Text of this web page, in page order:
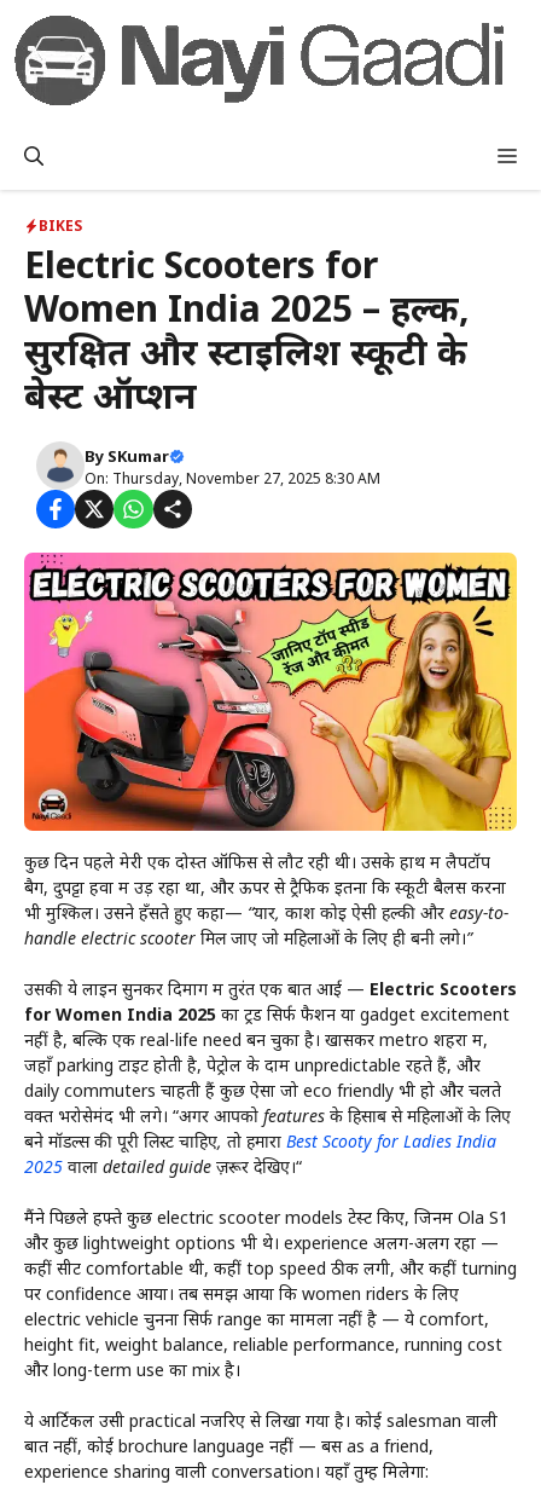
content
BIKES
Electric Scooters for
Women India 2025 – हल्की,
सुरक्षित और स्टाइलिश स्कूटी के
बेस्ट ऑप्शन
By SKumar
On: Thursday, November 27, 2025 8:30 AM
कुछ दिन पहले मेरी एक दोस्त ऑफिस से लौट रही थी। उसके हाथ में लैपटॉप
बैग, दुपट्टा हवा में उड़ रहा था, और ऊपर से ट्रैफिक इतना कि स्कूटी बैलेंस करना
भी मुश्किल। उसने हँसते हुए कहा— “यार, काश कोई ऐसी हल्की और easy-to-
handle electric scooter मिल जाए जो महिलाओं के लिए ही बनी लगे।”
उसकी ये लाइन सुनकर दिमाग में तुरंत एक बात आई — Electric Scooters
for Women India 2025 का ट्रेंड सिर्फ फैशन या gadget excitement
नहीं है, बल्कि एक real-life need बन चुका है। खासकर metro शहरों में,
जहाँ parking टाइट होती है, पेट्रोल के दाम unpredictable रहते हैं, और
daily commuters चाहती हैं कुछ ऐसा जो eco friendly भी हो और चलते
वक्त भरोसेमंद भी लगे। “अगर आपको features के हिसाब से महिलाओं के लिए
बने मॉडल्स की पूरी लिस्ट चाहिए, तो हमारा Best Scooty for Ladies India
2025 वाला detailed guide ज़रूर देखिए।“
मैंने पिछले हफ्ते कुछ electric scooter models टेस्ट किए, जिनमें Ola S1
और कुछ lightweight options भी थे। experience अलग-अलग रहा —
कहीं सीट comfortable थी, कहीं top speed ठीक लगी, और कहीं turning
पर confidence आया। तब समझ आया कि women riders के लिए
electric vehicle चुनना सिर्फ range का मामला नहीं है — ये comfort,
height fit, weight balance, reliable performance, running cost
और long-term use का mix है।
ये आर्टिकल उसी practical नजरिए से लिखा गया है। कोई salesman वाली
बात नहीं, कोई brochure language नहीं — बस as a friend,
experience sharing वाली conversation। यहाँ तुम्हें मिलेगा: